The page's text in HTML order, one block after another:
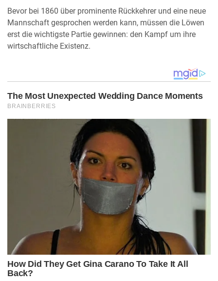
Bevor bei 1860 über prominente Rückkehrer und eine neue
Mannschaft gesprochen werden kann, müssen die Löwen
erst die wichtigste Partie gewinnen: den Kampf um ihre
wirtschaftliche Existenz.